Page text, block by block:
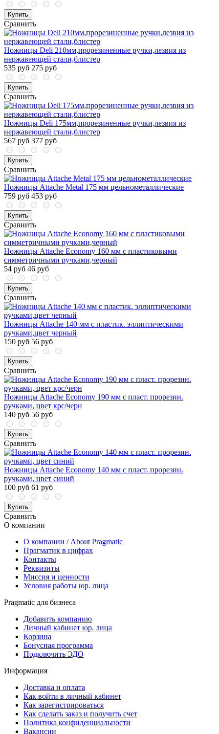
Купить
Сравнить
Ножницы Deli 210мм,прорезиненные ручки,лезвия из
нержавеющей стали,блистер
535 руб 275 руб
Купить
Сравнить
Ножницы Deli 175мм,прорезиненные ручки,лезвия из
нержавеющей стали,блистер
567 руб 377 руб
Купить
Сравнить
Ножницы Attache Metal 175 мм цельнометаллические
759 руб 453 руб
Купить
Сравнить
Ножницы Attache Economy 160 мм с пластиковыми
симметричными ручками,черный
54 руб 46 руб
Купить
Сравнить
Ножницы Attache 140 мм с пластик. эллиптическими
ручками,цвет черный
150 руб 56 руб
Купить
Сравнить
Ножницы Attache Economy 190 мм с пласт. прорезин.
ручками, цвет крс/черн
140 руб 56 руб
Купить
Сравнить
Ножницы Attache Economy 140 мм с пласт. прорезин.
ручками, цвет синий
100 руб 61 руб
Купить
Сравнить
О компании
О компании / About Pragmatic
Прагматик в цифрах
Контакты
Реквизиты
Миссия и ценности
Условия работы юр. лица
Pragmatic для бизнеса
Добавить компанию
Личный кабинет юр. лица
Корзина
Бонусная программа
Подключить ЭДО
Информация
Доставка и оплата
Как войти в личный кабинет
Как зарегистрироваться
Как сделать заказ и получить счет
Политика конфиденциальности
Вакансии